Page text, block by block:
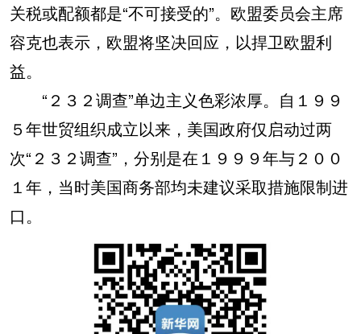
关税或配额都是“不可接受的”。欧盟委员会主席
容克也表示，欧盟将坚决回应，以捍卫欧盟利
益。
“２３２调查”单边主义色彩浓厚。自１９９
５年世贸组织成立以来，美国政府仅启动过两
次“２３２调查”，分别是在１９９９年与２００
１年，当时美国商务部均未建议采取措施限制进
口。